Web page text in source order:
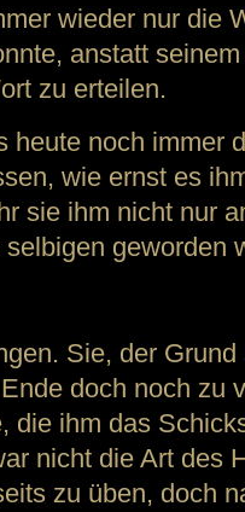
wieder nur die
anstatt
zu erteilen.
heute noch immer
wie ernst es
sie ihm nicht nur
geworden
Sie, der
doch noch zu
die ihm das
nicht die Art des
zu üben, doch